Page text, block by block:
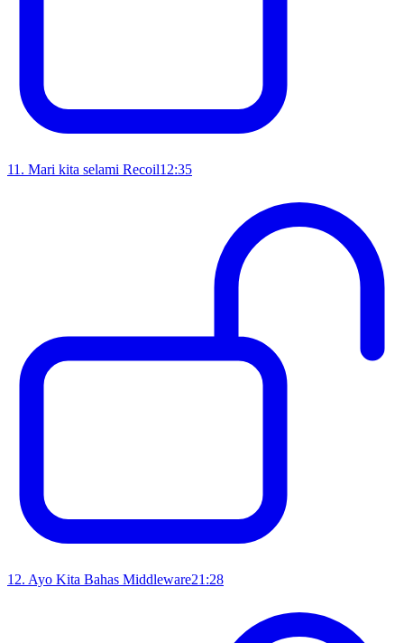
11 . Mari kita selami Recoil12:35
12. Ayo Kita Bahas Middleware21:28